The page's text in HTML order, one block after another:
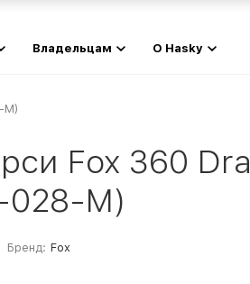
Владельцам О Hasky
Fox 360
028-M)
Бренд: Fox